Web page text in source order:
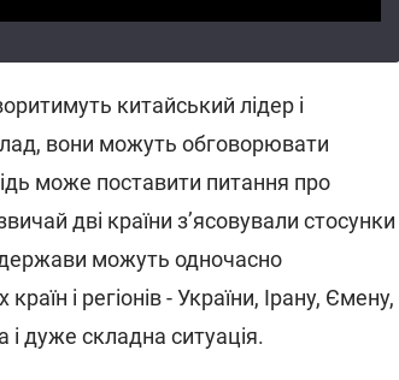
китайський лідер і
вони можуть обговорювати
може поставити питання про
дві країни з’ясовували стосунки
держави можуть одночасно
і регіонів - України, Ірану, Ємену,
і дуже складна ситуація.